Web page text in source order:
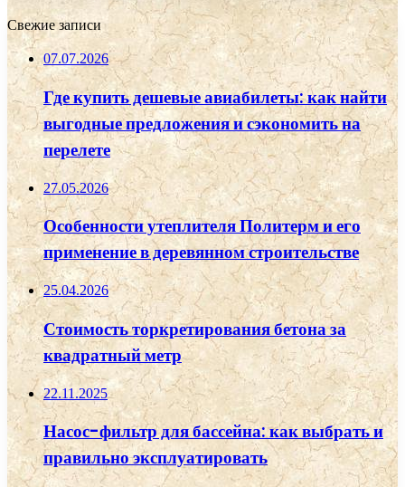
Свежие записи
07.07.2026
Где купить дешевые авиабилеты: как найти
выгодные предложения и сэкономить на
перелете
27.05.2026
Особенности утеплителя Политерм и его
применение в деревянном строительстве
25.04.2026
Стоимость торкретирования бетона за
квадратный метр
22.11.2025
Насос-фильтр для бассейна: как выбрать и
правильно эксплуатировать